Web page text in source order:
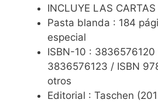
INCLUYE LAS CARTAS
Pasta blanda : 184
especial
ISBN-10 :
3836576123 / ISBN
otros
Editorial : Taschen